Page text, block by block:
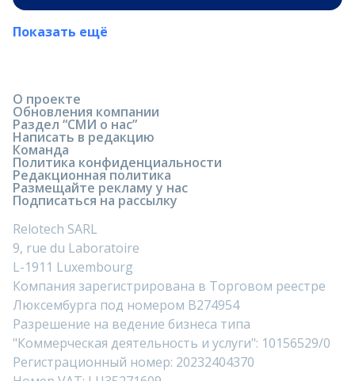
Показать ещё
О проекте
Обновления компании
Раздел “СМИ о нас”
Написать в редакцию
Команда
Политика конфиденциальности
Редакционная политика
Размещайте рекламу у нас
Подписаться на рассылку
Relotech SARL
9, rue du Laboratoire
L-1911 Luxembourg
Компания зарегистрирована в Торговом реестре
Люксембурга под номером B274954
Разрешение на ведение бизнеса типа
"Коммерческая деятельность и услуги": 10156529/0
Регистрационный номер: 20232404370